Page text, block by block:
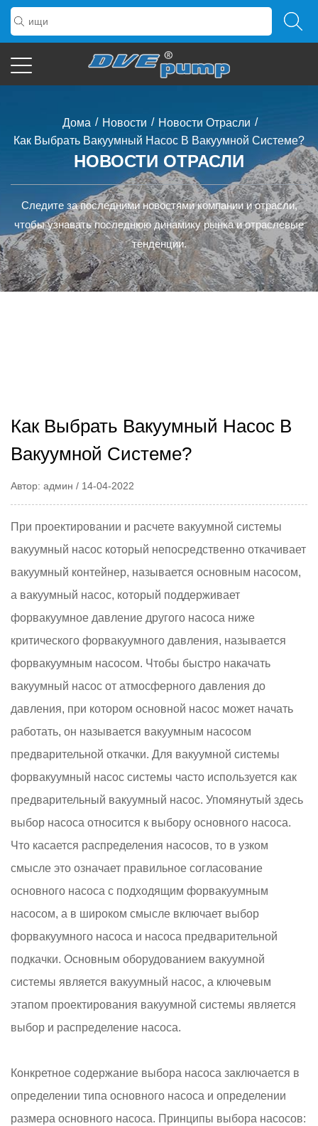
Дома / Новости / Новости Отрасли /
Как Выбрать Вакуумный Насос В Вакуумной Системе?
НОВОСТИ ОТРАСЛИ
Следите за последними новостями компании и отрасли,
чтобы узнавать последнюю динамику рынка и отраслевые
тенденции.
Как Выбрать Вакуумный Насос В
Вакуумной Системе?
Автор: админ / 14-04-2022
При проектировании и расчете вакуумной системы
вакуумный насос который непосредственно откачивает
вакуумный контейнер, называется основным насосом,
а вакуумный насос, который поддерживает
форвакуумное давление другого насоса ниже
критического форвакуумного давления, называется
форвакуумным насосом. Чтобы быстро накачать
вакуумный насос от атмосферного давления до
давления, при котором основной насос может начать
работать, он называется вакуумным насосом
предварительной откачки. Для вакуумной системы
форвакуумный насос системы часто используется как
предварительный вакуумный насос. Упомянутый здесь
выбор насоса относится к выбору основного насоса.
Что касается распределения насосов, то в узком
смысле это означает правильное согласование
основного насоса с подходящим форвакуумным
насосом, а в широком смысле включает выбор
форвакуумного насоса и насоса предварительной
подкачки. Основным оборудованием вакуумной
системы является вакуумный насос, а ключевым
этапом проектирования вакуумной системы является
выбор и распределение насоса.
Конкретное содержание выбора насоса заключается в
определении типа основного насоса и определении
размера основного насоса. Принципы выбора насосов: